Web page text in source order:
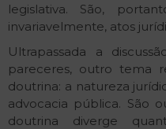
legislativa. São,
invariavelmente, atos
Ultrapassada a
pareceres, outro tema
doutrina: a natureza
advocacia pública. São
doutrina diverge